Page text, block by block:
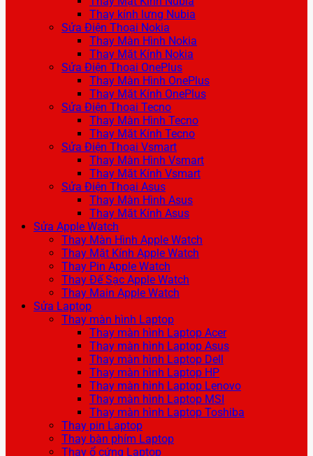
Thay kính lưng Nubia
Sửa Điện Thoại Nokia
Thay Màn Hình Nokia
Thay Mặt Kính Nokia
Sửa Điện Thoại OnePlus
Thay Màn Hình OnePlus
Thay Mặt Kính OnePlus
Sửa Điện Thoại Tecno
Thay Màn Hình Tecno
Thay Mặt Kính Tecno
Sửa Điện Thoại Vsmart
Thay Màn Hình Vsmart
Thay Mặt Kính Vsmart
Sửa Điện Thoại Asus
Thay Màn Hình Asus
Thay Mặt Kính Asus
Sửa Apple Watch
Thay Màn Hình Apple Watch
Thay Mặt Kính Apple Watch
Thay Pin Apple Watch
Thay Đế Sạc Apple Watch
Thay Main Apple Watch
Sửa Laptop
Thay màn hình Laptop
Thay màn hình Laptop Acer
Thay màn hình Laptop Asus
Thay màn hình Laptop Dell
Thay màn hình Laptop HP
Thay màn hình Laptop Lenovo
Thay màn hình Laptop MSI
Thay màn hình Laptop Toshiba
Thay pin Laptop
Thay bàn phím Laptop
Thay ổ cứng Laptop